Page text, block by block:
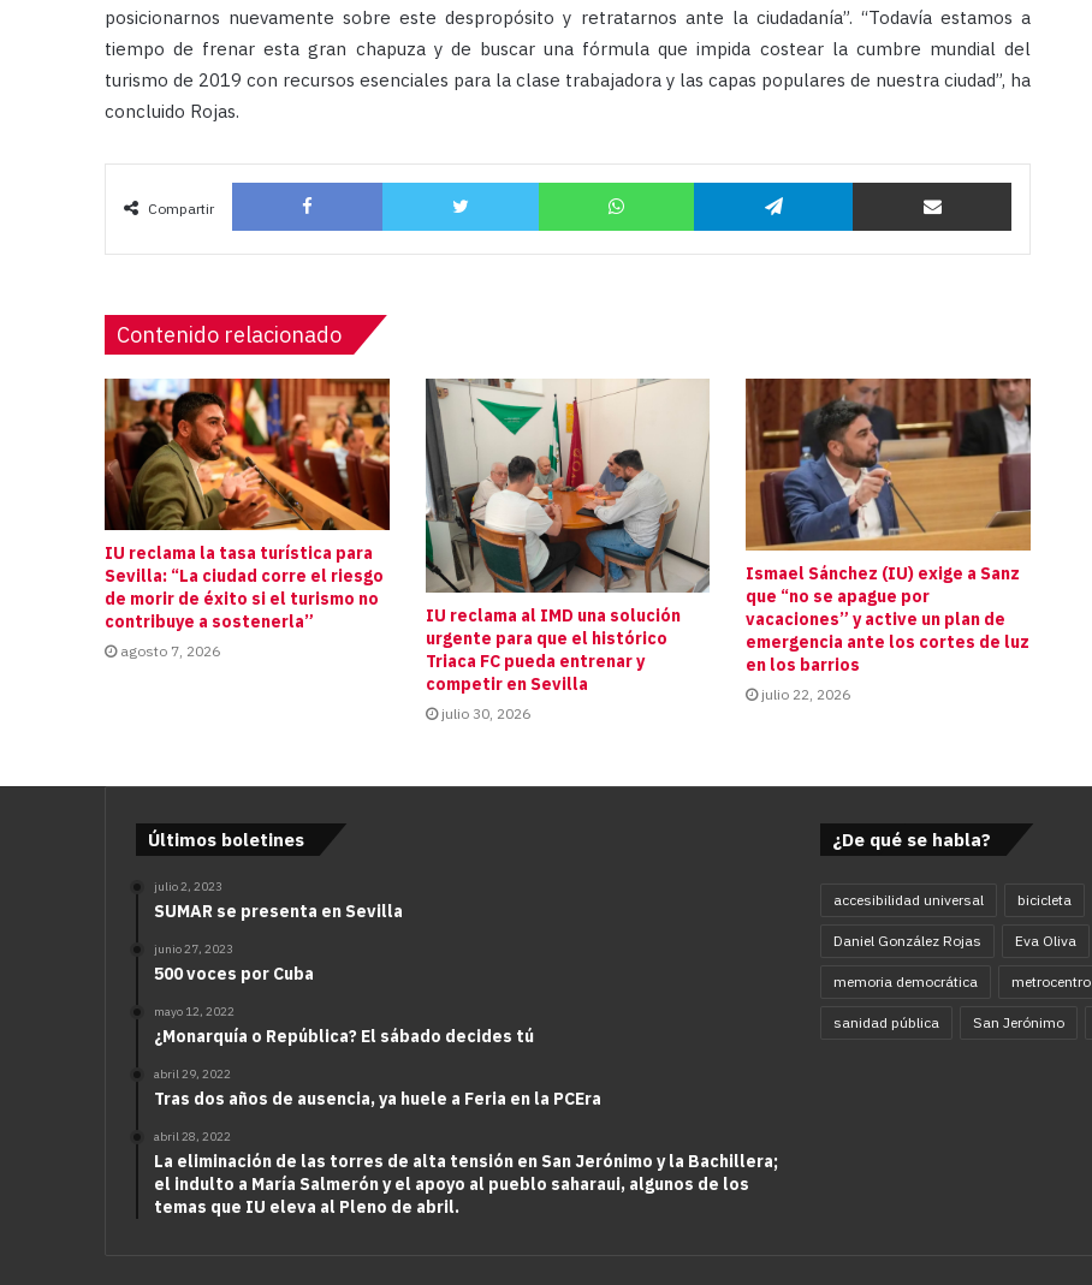
posicionarnos nuevamente sobre este despropósito y retratarnos ante la ciudadanía”. “Todavía estamos a
tiempo de frenar esta gran chapuza y de buscar una fórmula que impida costear la cumbre mundial del
turismo de 2019 con recursos esenciales para la clase trabajadora y las capas populares de nuestra ciudad”, ha
concluido Rojas.
Compartir
Facebook Twitter WhatsApp Telegram Compartir por correo
Contenido relacionado
IU reclama la tasa turística para
Sevilla: “La ciudad corre el riesgo
de morir de éxito si el turismo no
contribuye a sostenerla”
agosto 7, 2026
IU reclama al IMD una solución
urgente para que el histórico
Triaca FC pueda entrenar y
competir en Sevilla
julio 30, 2026
Ismael Sánchez (IU) exige a Sanz
que “no se apague por
vacaciones” y active un plan de
emergencia ante los cortes de luz
en los barrios
julio 22, 2026
Últimos boletines
julio 2, 2023
SUMAR se presenta en Sevilla
junio 27, 2023
500 voces por Cuba
mayo 12, 2022
¿Monarquía o República? El sábado decides tú
abril 29, 2022
Tras dos años de ausencia, ya huele a Feria en la PCEra
abril 28, 2022
La eliminación de las torres de alta tensión en San Jerónimo y la Bachillera;
el indulto a María Salmerón y el apoyo al pueblo saharaui, algunos de los
temas que IU eleva al Pleno de abril.
¿De qué se habla?
accesibilidad universal bicicleta
Daniel González Rojas Eva Oliva
memoria democrática metrocentro
sanidad pública San Jerónimo